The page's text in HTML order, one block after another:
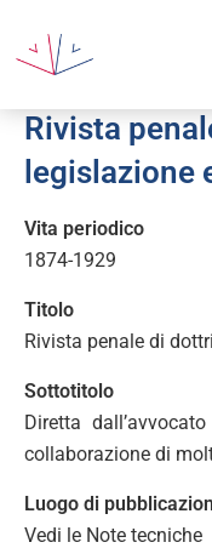
Rivista
legislazione
Vita periodico
1874-1929
Titolo
Rivista penale di
Sottotitolo
Diretta
collaborazione di
Luogo di
Vedi le Note tecniche